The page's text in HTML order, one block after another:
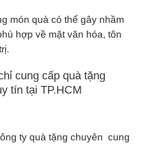
món quà có thể gây nhầm
hợp về mặt văn hóa, tôn
cung cấp quà tặng
tín tại TP.HCM
ty quà tặng chuyên cung